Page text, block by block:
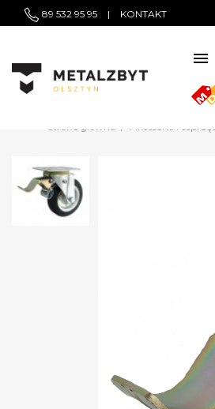
89 532 95 95 | KONTAKT
